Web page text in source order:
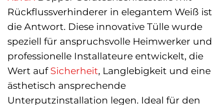
Rückflussverhinderer in elegantem Weiß ist
die Antwort. Diese innovative Tülle wurde
speziell für anspruchsvolle Heimwerker und
professionelle Installateure entwickelt, die
Wert auf Sicherheit, Langlebigkeit und eine
ästhetisch ansprechende
Unterputzinstallation legen. Ideal für den